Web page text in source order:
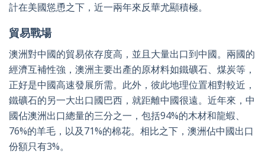
計在美國慫恿之下，近一兩年來反華尤顯積極。
貿易戰場
澳洲對中國的貿易依存度高，並且大量出口到中國。兩國的
經濟互補性強，澳洲主要出產的原材料如鐵礦石、煤炭等，
正好是中國高速發展所需。此外，彼此地理位置相對較近，
鐵礦石的另一大出口國巴西，就距離中國很遠。近年來，中
國佔澳洲出口總量的三分之一，包括94%的木材和龍蝦、
76%的羊毛，以及71%的棉花。相比之下，澳洲佔中國出口
份額只有3%。